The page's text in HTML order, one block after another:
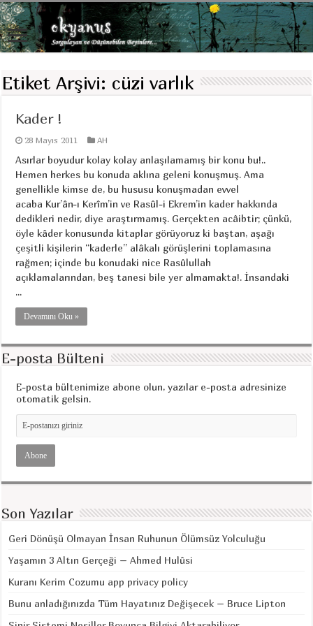
Etiket Arşivi: cüzi varlık
Kader !
28 Mayıs 2011 AH
Asırlar boyudur kolay kolay anlaşılamamış bir konu bu!..
Hemen herkes bu konuda aklına geleni konuşmuş. Ama
genellikle kimse de, bu hususu konuşmadan evvel
acaba Kur’ân-ı Kerîm’in ve Rasûl-i Ekrem’in kader hakkında
dedikleri nedir, diye araştırmamış. Gerçekten acâibtir; çünkü,
öyle kâder konusunda kitaplar görüyoruz ki baştan, aşağı
çeşitli kişilerin “kaderle” alâkalı görüşlerini toplamasına
rağmen; içinde bu konudaki nice Rasûlullah
açıklamalarından, beş tanesi bile yer almamakta!. İnsandaki
...
Devamını Oku »
E-posta Bülteni
E-posta bültenimize abone olun, yazılar e-posta adresinize
otomatik gelsin.
Son Yazılar
Geri Dönüşü Olmayan İnsan Ruhunun Ölümsüz Yolculuğu
Yaşamın 3 Altın Gerçeği – Ahmed Hulûsi
Kuranı Kerim Cozumu app privacy policy
Bunu anladığınızda Tüm Hayatınız Değişecek – Bruce Lipton